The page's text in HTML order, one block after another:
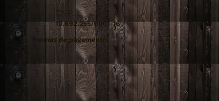
CNPJ:
10.692.255/0001-16
Formas de pagamento